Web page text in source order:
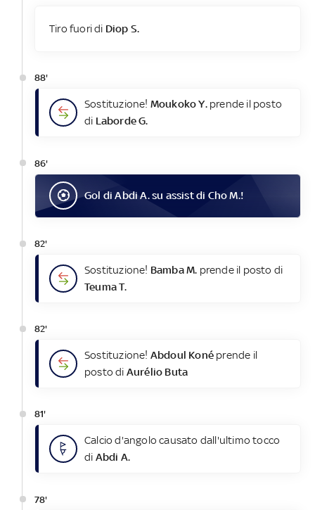
Tiro fuori di Diop S.
88'
Sostituzione! Moukoko Y.prende il posto
di Laborde G.
86'
Gol diAbdi A.su assist di Cho M.!
82'
Sostituzione! Bamba M. prende il posto di
Teuma T.
82'
Sostituzione! Abdoul Koné prende il
posto di Aurélio Buta
81'
Calcio d'angolo causato dall'ultimo tocco
di Abdi A.
78'